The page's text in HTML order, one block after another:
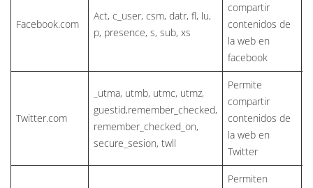
Facebook.com
Act, c_user, csm, datr, fl, lu,
p, presence, s, sub, xs
compartir
contenidos de
la web en
facebook
Twitter.com
_utma, utmb, utmc, utmz,
guestid,remember_checked,
remember_checked_on,
secure_sesion, twll
Permite
compartir
contenidos de
la web en
Twitter
Permiten